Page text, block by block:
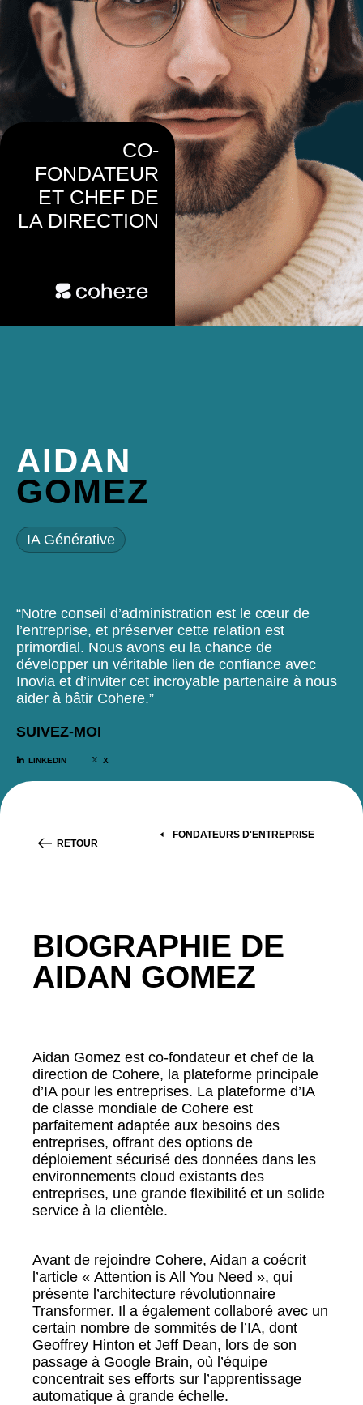
AIDAN
GOMEZ
IA Générative
“Notre conseil d’administration est le cœur de
l’entreprise, et préserver cette relation est
primordial. Nous avons eu la chance de
développer un véritable lien de confiance avec
Inovia et d’inviter cet incroyable partenaire à nous
aider à bâtir Cohere.”
SUIVEZ-MOI
LINKEDIN X
CO-
FONDATEUR
ET CHEF DE
LA DIRECTION
RETOUR
FONDATEURS D'ENTREPRISE
BIOGRAPHIE DE
AIDAN GOMEZ
Aidan Gomez est co-fondateur et chef de la
direction de Cohere, la plateforme principale
d’IA pour les entreprises. La plateforme d’IA
de classe mondiale de Cohere est
parfaitement adaptée aux besoins des
entreprises, offrant des options de
déploiement sécurisé des données dans les
environnements cloud existants des
entreprises, une grande flexibilité et un solide
service à la clientèle.
Avant de rejoindre Cohere, Aidan a coécrit
l’article « Attention is All You Need », qui
présente l’architecture révolutionnaire
Transformer. Il a également collaboré avec un
certain nombre de sommités de l’IA, dont
Geoffrey Hinton et Jeff Dean, lors de son
passage à Google Brain, où l’équipe
concentrait ses efforts sur l’apprentissage
automatique à grande échelle.